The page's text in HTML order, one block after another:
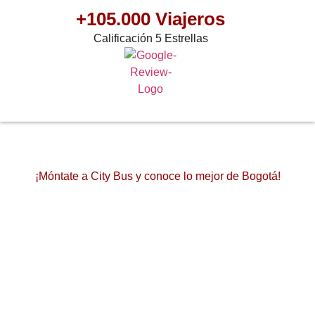
+105.000 Viajeros
Calificación 5 Estrellas
¡Móntate a City Bus y conoce lo mejor de Bogotá!